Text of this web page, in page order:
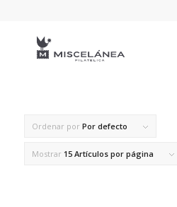
Ordenar por Por defecto
Mostrar 15 Artículos por página